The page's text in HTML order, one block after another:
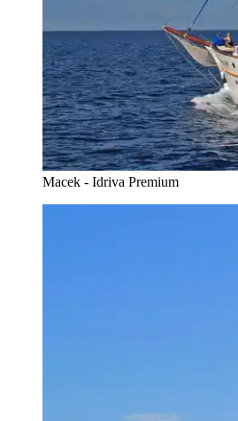
Macek - Idriva Premium